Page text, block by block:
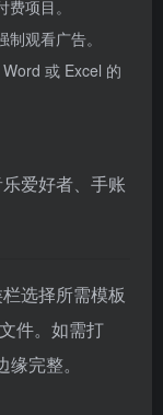
项目。
观看广告。
或 Excel 的
爱好者、手账
选择所需模板
件。如需打
完整。